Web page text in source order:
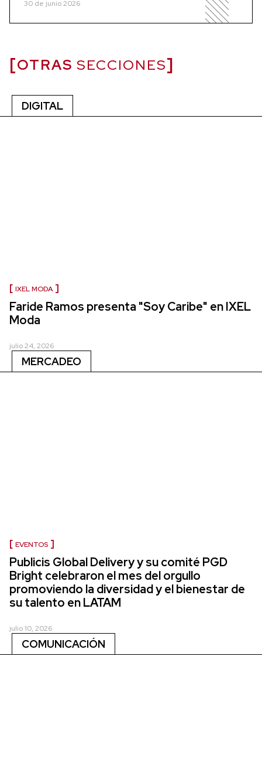
30 de junio 2026
OTRAS SECCIONES
DIGITAL
IXEL MODA
Faride Ramos presenta "Soy Caribe" en IXEL
Moda
julio 24, 2026
MERCADEO
EVENTOS
Publicis Global Delivery y su comité PGD
Bright celebraron el mes del orgullo
promoviendo la diversidad y el bienestar de
su talento en LATAM
julio 10, 2026
COMUNICACIÓN